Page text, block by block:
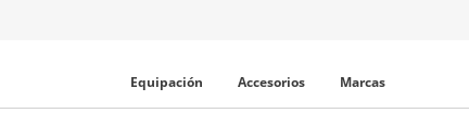
Equipación Accesorios Marcas